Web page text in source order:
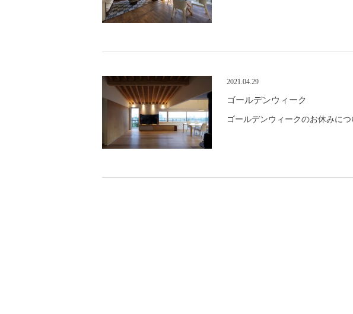
2021.04.29
ゴールデンウィーク
ゴールデンウィークのお休みにつ